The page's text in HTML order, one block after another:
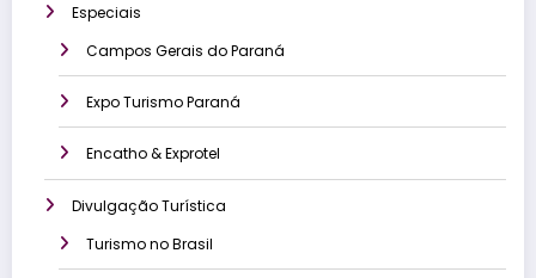
Especiais
Campos Gerais do Paraná
Expo Turismo Paraná
Encatho & Exprotel
Divulgação Turística
Turismo no Brasil